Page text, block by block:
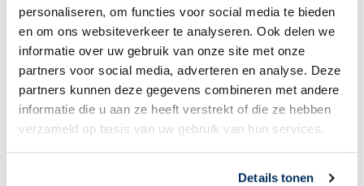
personaliseren, om functies voor social media te bieden
en om ons websiteverkeer te analyseren. Ook delen we
informatie over uw gebruik van onze site met onze
partners voor social media, adverteren en analyse. Deze
partners kunnen deze gegevens combineren met andere
informatie die u aan ze heeft verstrekt of die ze hebben
verzameld op basis van uw gebruik van hun services.
Details tonen
Geen categorie
We zijn nu echt onderweg!